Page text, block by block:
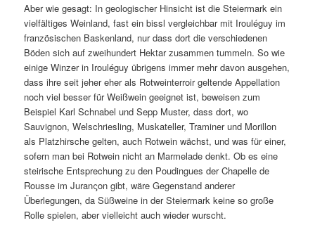
Aber wie gesagt: In geologischer Hinsicht ist die Steiermark ein
vielfältiges Weinland, fast ein bissl vergleichbar mit Irouléguy im
französischen Baskenland, nur dass dort die verschiedenen
Böden sich auf zweihundert Hektar zusammen tummeln. So wie
einige Winzer in Irouléguy übrigens immer mehr davon ausgehen,
dass ihre seit jeher eher als Rotweinterroir geltende Appellation
noch viel besser für Weißwein geeignet ist, beweisen zum
Beispiel Karl Schnabel und Sepp Muster, dass dort, wo
Sauvignon, Welschriesling, Muskateller, Traminer und Morillon
als Platzhirsche gelten, auch Rotwein wächst, und was für einer,
sofern man bei Rotwein nicht an Marmelade denkt. Ob es eine
steirische Entsprechung zu den Poudingues der Chapelle de
Rousse im Juranςon gibt, wäre Gegenstand anderer
Überlegungen, da Süßweine in der Steiermark keine so große
Rolle spielen, aber vielleicht auch wieder wurscht.